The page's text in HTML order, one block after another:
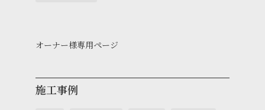
オーナー様専用ページ
施工事例